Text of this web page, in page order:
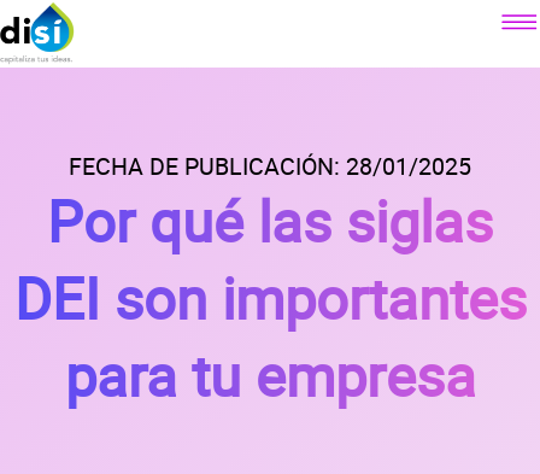
Factoraje electrónico
Crédito simple
Crédito revolvente
Simulador factoraje electrónico
Simulador crédito simple
Simulador crédito revolvente
Sobre DiSí
Nuestra misión
¿Qué es DiSí?
Lo que ofrecemos
Lo que dicen nuestros clientes
Alianzas
Contacto
Blog
Prensa
FECHA DE PUBLICACIÓN: 28/01/2025
Por qué las siglas
DEI son importantes
para tu empresa